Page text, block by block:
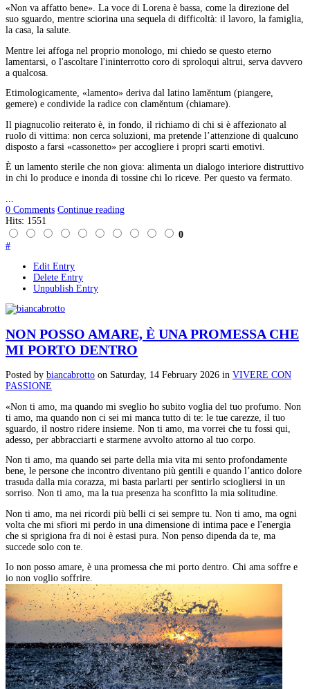
«Non va affatto bene». La voce di Lorena è bassa, come la direzione del
suo sguardo, mentre sciorina una sequela di difficoltà: il lavoro, la famiglia,
la casa, la salute.
Mentre lei affoga nel proprio monologo, mi chiedo se questo eterno
lamentarsi, o l'ascoltare l'ininterrotto coro di sproloqui altrui, serva davvero
a qualcosa.
Etimologicamente, «lamento» deriva dal latino lamĕntum (piangere,
gemere) e condivide la radice con clamĕntum (chiamare).
Il piagnucolio reiterato è, in fondo, il richiamo di chi si è affezionato al
ruolo di vittima: non cerca soluzioni, ma pretende l’attenzione di qualcuno
disposto a farsi «cassonetto» per accogliere i propri scarti emotivi.
È un lamento sterile che non giova: alimenta un dialogo interiore distruttivo
in chi lo produce e inonda di tossine chi lo riceve. Per questo va fermato.
0 Comments Continue reading
Hits: 1551
0
#
Edit Entry
Delete Entry
Unpublish Entry
NON POSSO AMARE, È UNA PROMESSA CHE
MI PORTO DENTRO
Posted by biancabrotto on Saturday, 14 February 2026 in VIVERE CON
PASSIONE
«Non ti amo, ma quando mi sveglio ho subito voglia del tuo profumo. Non
ti amo, ma quando non ci sei mi manca tutto di te: le tue carezze, il tuo
sguardo, il nostro ridere insieme. Non ti amo, ma vorrei che tu fossi qui,
adesso, per abbracciarti e starmene avvolto attorno al tuo corpo.
Non ti amo, ma quando sei parte della mia vita mi sento profondamente
bene, le persone che incontro diventano più gentili e quando l’antico dolore
trasuda dalla mia corazza, mi basta parlarti per sentirlo sciogliersi in un
sorriso. Non ti amo, ma la tua presenza ha sconfitto la mia solitudine.
Non ti amo, ma nei ricordi più belli ci sei sempre tu. Non ti amo, ma ogni
volta che mi sfiori mi perdo in una dimensione di intima pace e l'energia
che si sprigiona fra di noi è estasi pura. Non penso dipenda da te, ma
succede solo con te.
Io non posso amare, è una promessa che mi porto dentro. Chi ama soffre e
io non voglio soffrire.